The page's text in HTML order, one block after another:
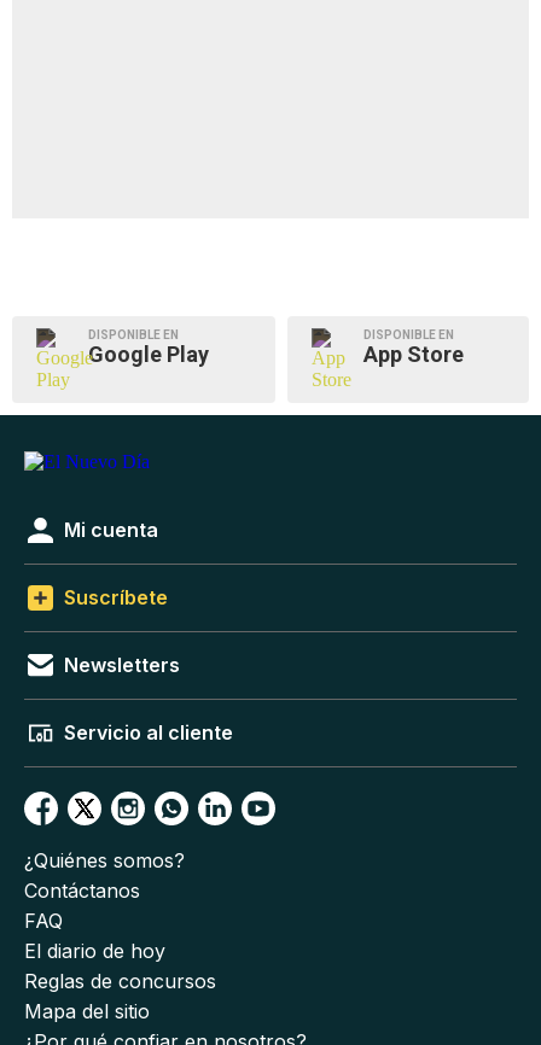
DISPONIBLE EN
Google Play
DISPONIBLE EN
App Store
Mi cuenta
Suscríbete
Newsletters
Servicio al cliente
¿Quiénes somos?
Contáctanos
FAQ
El diario de hoy
Reglas de concursos
Mapa del sitio